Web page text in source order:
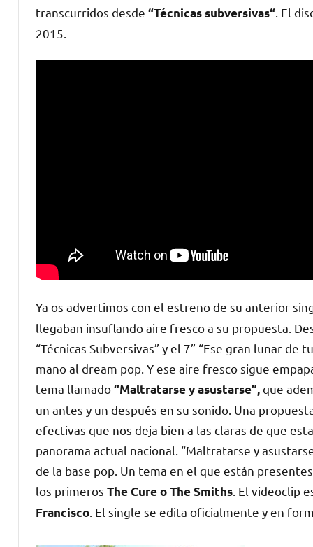
transcurridos desde “Técnicas subversivas“ . ​El
2015.​
Ya os advertimos con el estreno de​ su anterior
llegaban insuflando aire fresco a su propuesta.
“Técnicas Subversivas” y el 7” “Ese gran lunar
mano al dream pop. Y ese aire fresco sigue
tema llamado“​M​altratarse​ y asustarse​”,que
un antes y un después en su sonido. Una
efectivas que nos deja bien a las claras de que
panorama actual nacional. “Maltratarse y
de la base pop. Un tema en el que están
los primeros The Cure o The Smiths . El videoclip
Francisco . El single se edita oficialmente y en